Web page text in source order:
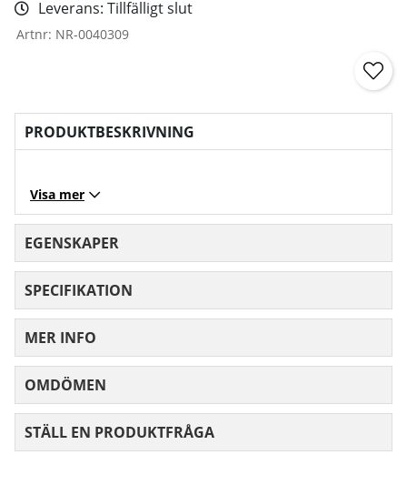
Leverans: Tillfälligt slut
Artnr: NR-0040309
PRODUKTBESKRIVNING
Visa mer
EGENSKAPER
SPECIFIKATION
MER INFO
OMDÖMEN
STÄLL EN PRODUKTFRÅGA